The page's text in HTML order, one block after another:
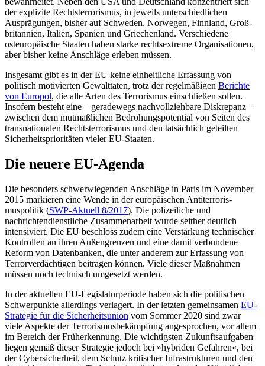
der explizite Rechtsterrorismus, in jeweils unterschiedlichen
Ausprägungen, bisher auf Schweden, Norwegen, Finnland, Groß­
britannien, Italien, Spanien und Griechen­land. Ver­schiedene
osteuropäische Staaten haben starke rechtsextreme Organisationen,
aber bisher keine Anschläge erleben müssen.
Insgesamt gibt es in der EU keine einheitliche Erfassung von
politisch motivierten Gewalttaten, trotz der regelmäßigen Berichte
von Europol, die alle Arten des Terrorismus einschließen sollen.
Insofern besteht eine – geradewegs nachvollzieh­bare Diskrepanz –
zwischen dem mutmaßlichen Bedrohungspotential von Seiten des
transnationalen Rechtsterrorismus und den tatsächlich geteilten
Sicherheitsprioritäten vieler EU-Staaten.
Die neuere EU-Agenda
Die besonders schwerwiegenden Anschläge in Paris im November
2015 markieren eine Wende in der europäischen Antiterroris­
muspolitik (SWP-Aktuell 8/2017). Die poli­zeiliche und
nachrichtendienstliche Zusam­menarbeit wurde seither deutlich
intensiviert. Die EU beschloss zudem eine Ver­stärkung technischer
Kontrollen an ihren Außen­gren­zen und eine damit verbundene
Reform von Datenbanken, die unter ande­rem zur Erfassung von
Terrorverdächtigen beitragen können. Viele dieser Maßnahmen
müssen noch technisch umgesetzt werden.
In der aktuellen EU-Legislaturperiode haben sich die politischen
Schwerpunkte allerdings verlagert. In der letzten gemeinsamen EU-
Strategie für die Sicherheitsunion vom Sommer 2020 sind zwar
viele Aspekte der Terrorismusbekämpfung angesprochen, vor allem
im Bereich der Früherkennung. Die wich­tigsten Zukunftsaufgaben
liegen gemäß dieser Strategie jedoch bei »hybriden Gefah­ren«, bei
der Cybersicherheit, dem Schutz kritischer Infrastrukturen und den